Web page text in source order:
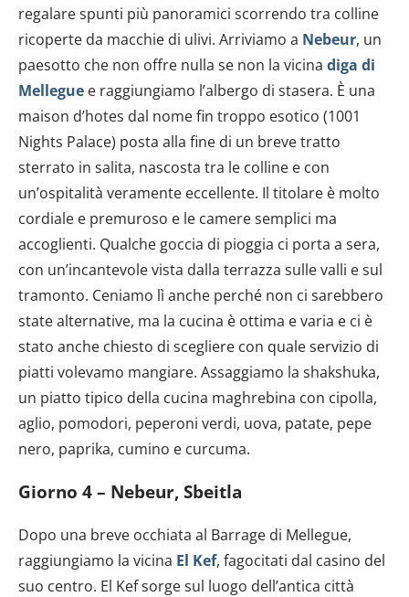
regalare spunti più panoramici scorrendo tra colline
ricoperte da macchie di ulivi. Arriviamo a Nebeur, un
paesotto che non offre nulla se non la vicina diga di
Mellegue e raggiungiamo l’albergo di stasera. È una
maison d’hotes dal nome fin troppo esotico (1001
Nights Palace) posta alla fine di un breve tratto
sterrato in salita, nascosta tra le colline e con
un’ospitalità veramente eccellente. Il titolare è molto
cordiale e premuroso e le camere semplici ma
accoglienti. Qualche goccia di pioggia ci porta a sera,
con un’incantevole vista dalla terrazza sulle valli e sul
tramonto. Ceniamo lì anche perché non ci sarebbero
state alternative, ma la cucina è ottima e varia e ci è
stato anche chiesto di scegliere con quale servizio di
piatti volevamo mangiare. Assaggiamo la shakshuka,
un piatto tipico della cucina maghrebina con cipolla,
aglio, pomodori, peperoni verdi, uova, patate, pepe
nero, paprika, cumino e curcuma.
Giorno 4 – Nebeur, Sbeitla
Dopo una breve occhiata al Barrage di Mellegue,
raggiungiamo la vicina El Kef, fagocitati dal casino del
suo centro. El Kef sorge sul luogo dell’antica città